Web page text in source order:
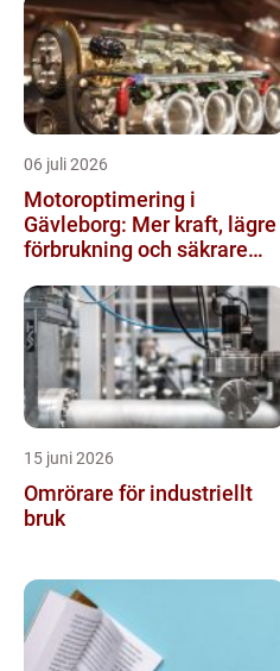
06 juli 2026
Motoroptimering i
Gävleborg: Mer kraft, lägre
förbrukning och säkrare
15 juni 2026
Omrörare för industriellt
bruk